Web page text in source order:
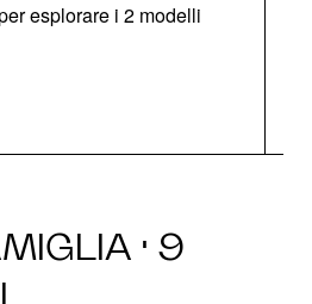
esplorare i 2 modelli
· 9